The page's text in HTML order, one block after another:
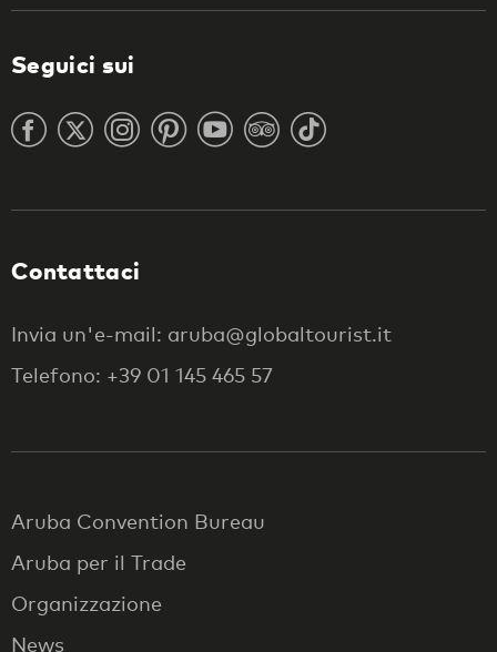
Seguici sui
Contattaci
Invia un'e-mail: aruba@globaltourist.it
Telefono: +39 01 145 465 57
Aruba Convention Bureau
Aruba per il Trade
Organizzazione
News